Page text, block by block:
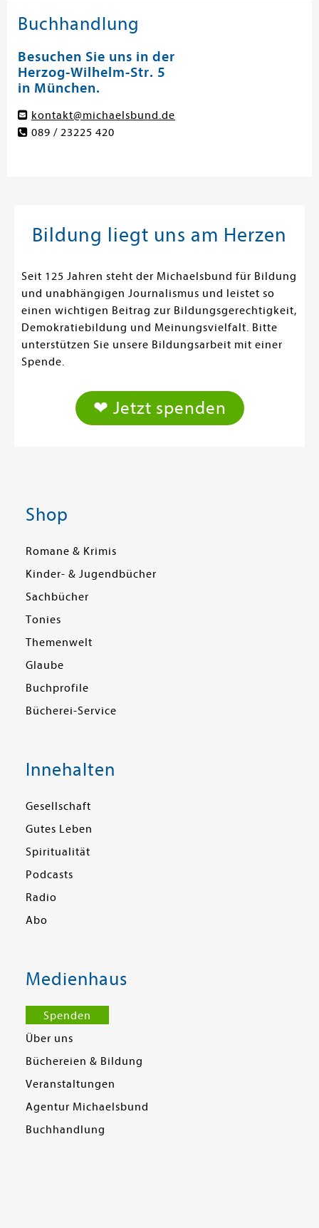
Buchhandlung
Besuchen Sie uns in der
Herzog-Wilhelm-Str. 5
in München.
kontakt@michaelsbund.de
089 / 23225 420
Bildung liegt uns am Herzen
Seit 125 Jahren steht der Michaelsbund für Bildung
und unabhängigen Journalismus und leistet so
einen wichtigen Beitrag zur Bildungsgerechtigkeit,
Demokratiebildung und Meinungsvielfalt. Bitte
unterstützen Sie unsere Bildungsarbeit mit einer
Spende.
❤ Jetzt spenden
Shop
Romane & Krimis
Kinder- & Jugendbücher
Sachbücher
Tonies
Themenwelt
Glaube
Buchprofile
Bücherei-Service
Innehalten
Gesellschaft
Gutes Leben
Spiritualität
Podcasts
Radio
Abo
Medienhaus
Spenden
Über uns
Büchereien & Bildung
Veranstaltungen
Agentur Michaelsbund
Buchhandlung